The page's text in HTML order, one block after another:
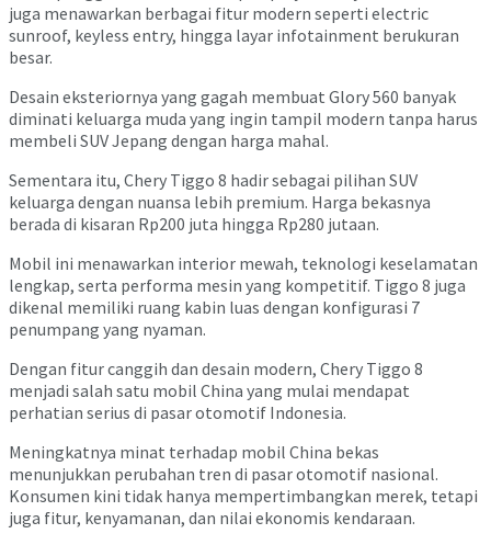
juga menawarkan berbagai fitur modern seperti electric
sunroof, keyless entry, hingga layar infotainment berukuran
besar.
Desain eksteriornya yang gagah membuat Glory 560 banyak
diminati keluarga muda yang ingin tampil modern tanpa harus
membeli SUV Jepang dengan harga mahal.
Sementara itu, Chery Tiggo 8 hadir sebagai pilihan SUV
keluarga dengan nuansa lebih premium. Harga bekasnya
berada di kisaran Rp200 juta hingga Rp280 jutaan.
Mobil ini menawarkan interior mewah, teknologi keselamatan
lengkap, serta performa mesin yang kompetitif. Tiggo 8 juga
dikenal memiliki ruang kabin luas dengan konfigurasi 7
penumpang yang nyaman.
Dengan fitur canggih dan desain modern, Chery Tiggo 8
menjadi salah satu mobil China yang mulai mendapat
perhatian serius di pasar otomotif Indonesia.
Meningkatnya minat terhadap mobil China bekas
menunjukkan perubahan tren di pasar otomotif nasional.
Konsumen kini tidak hanya mempertimbangkan merek, tetapi
juga fitur, kenyamanan, dan nilai ekonomis kendaraan.